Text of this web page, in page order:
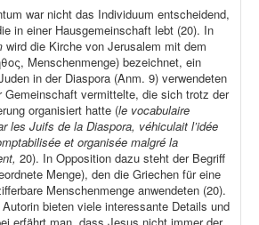
war nicht das Individuum entscheidend,
in einer Hausgemeinschaft lebt (20). In
wird die Kirche von Jerusalem mit dem
Menschenmenge) bezeichnet, ein
in der Diaspora (Anm. 9) verwendeten
Gemeinschaft vermittelte, die sich trotz der
organisiert hatte (le vocabulaire
les Juifs de la Diaspora, véhiculait l’idée
et organisée malgré la
20). In Opposition dazu steht der Begriff
Menge), den die Griechen für eine
Menschenmenge anwendeten (20).
bieten viele interessante Details und